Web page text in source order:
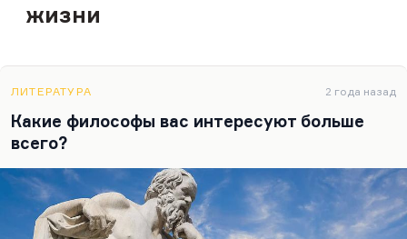
жизни
ЛИТЕРАТУРА 2 года назад
Какие философы вас интересуют больше
всего?